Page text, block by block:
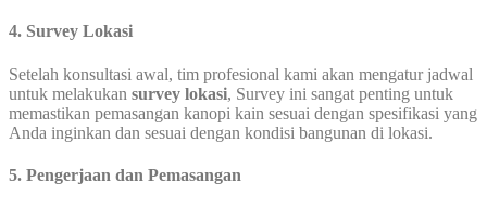
4. Survey Lokasi
Setelah konsultasi awal, tim profesional kami akan mengatur jadwal
untuk melakukan survey lokasi, Survey ini sangat penting untuk
memastikan pemasangan kanopi kain sesuai dengan spesifikasi yang
Anda inginkan dan sesuai dengan kondisi bangunan di lokasi.
5. Pengerjaan dan Pemasangan